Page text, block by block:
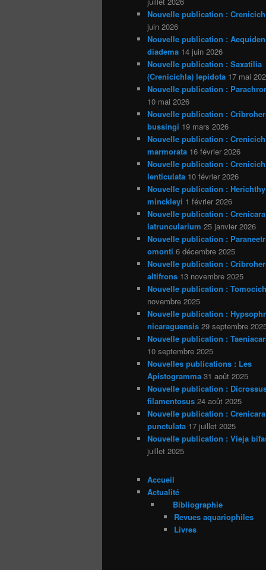
Nouvelle publication :
juin 2026
Nouvelle publication :
diadema 14 juin 2026
Nouvelle publication : Saxatilia
(Crenicichla) lepidota 17 mai
Nouvelle publication :
10 mai 2026
Nouvelle publication :
bussingi 19 mars 2026
Nouvelle publication :
marmorata 16 février 2026
Nouvelle publication :
lenticulata 10 février 2026
Nouvelle publication :
minckleyi 1 février 2026
Nouvelle publication : Crenicara
latruncularium 25 janvier 2026
Nouvelle publication :
omonti 6 décembre 2025
Nouvelle publication :
altifrons 13 novembre 2025
Nouvelle publication :
novembre 2025
Nouvelle publication :
nicaraguensis 29 septembre
Nouvelle publication :
10 septembre 2025
Nouvelles publications : Les
Apistogramma 31 août 2025
Nouvelle publication :
filamentosus 24 août 2025
Nouvelle publication : Crenicara
punctulata 17 juillet 2025
Nouvelle publication : Vieja
juillet 2025
Accueil
Actualité
Bibliographie
Revues aquariophiles
Livres